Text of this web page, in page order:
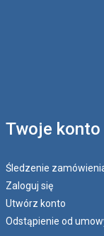
Twoje konto
Śledzenie
Zaloguj się
Utwórz konto
Odstąpienie od